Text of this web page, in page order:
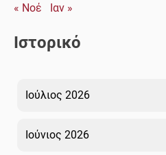
« Νοέ Ιαν »
Ιστορικό
Ιούλιος 2026
Ιούνιος 2026